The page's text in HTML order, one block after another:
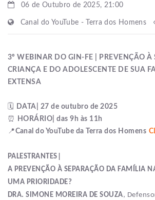
06 de Outubro de 2025, 21:00
Canal do YouTube - Terra dos Homens
3º WEBINAR DO GIN-FE | PREVENÇÃO À
CRIANÇA E DO ADOLESCENTE DE SUA
EXTENSA
🗓️
DATA| 27 de outubro de 2025
⏰
HORÁRIO| das 9h às 11h
📍Canal do YouTube da Terra dos Homens
PALESTRANTES|
A PREVENÇÃO À SEPARAÇÃO DA FAMÍLIA
UMA PRIORIDADE?
DRA. SIMONE MOREIRA DE SOUZA,